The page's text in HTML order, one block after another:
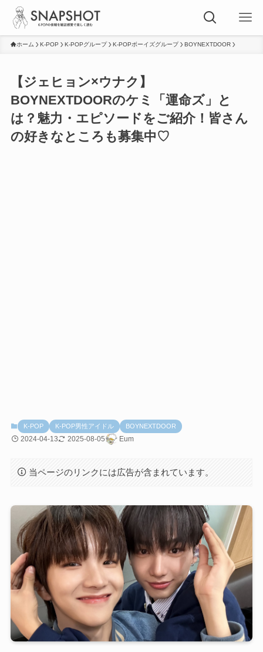
ホーム K-POP K-POPグループ K-POPボーイズグループ BOYNEXTDOOR
【ジェヒョン×ウナク】
BOYNEXTDOORのケミ「運命ズ」と
は？魅力・エピソードをご紹介！皆さん
の好きなところも募集中♡
K-POP K-POP男性アイドル BOYNEXTDOOR
2024-04-13 2025-08-05 Eum
当ページのリンクには広告が含まれています。